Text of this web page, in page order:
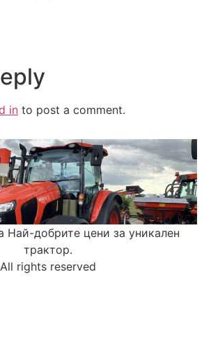
in to post a comment.
Най-добрите цени за уникален
трактор.
All rights reserved